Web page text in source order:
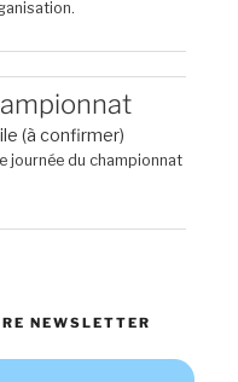
(à confirmer)
journée du championnat
NEWSLETTER